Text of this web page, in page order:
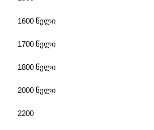
1600 წელი
1700 წელი
1800 წელი
2000 წელი
2200